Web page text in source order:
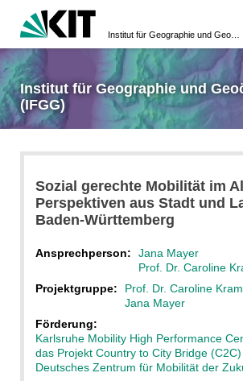
Institut für Geographie und
(IFGG)
Sozial gerechte Mobilität im
Perspektiven aus Stadt und
Baden-Württemberg
Ansprechperson:
Jana Mayer
Prof. Dr. Caroline
Projektgruppe:
Prof. Dr. Caroline
Jana Mayer
Förderung:
Karlsruhe Mobility High Performance
das Projekt Country to City Bridge (C2C)
Deutsches Zentrum für Mobilität der